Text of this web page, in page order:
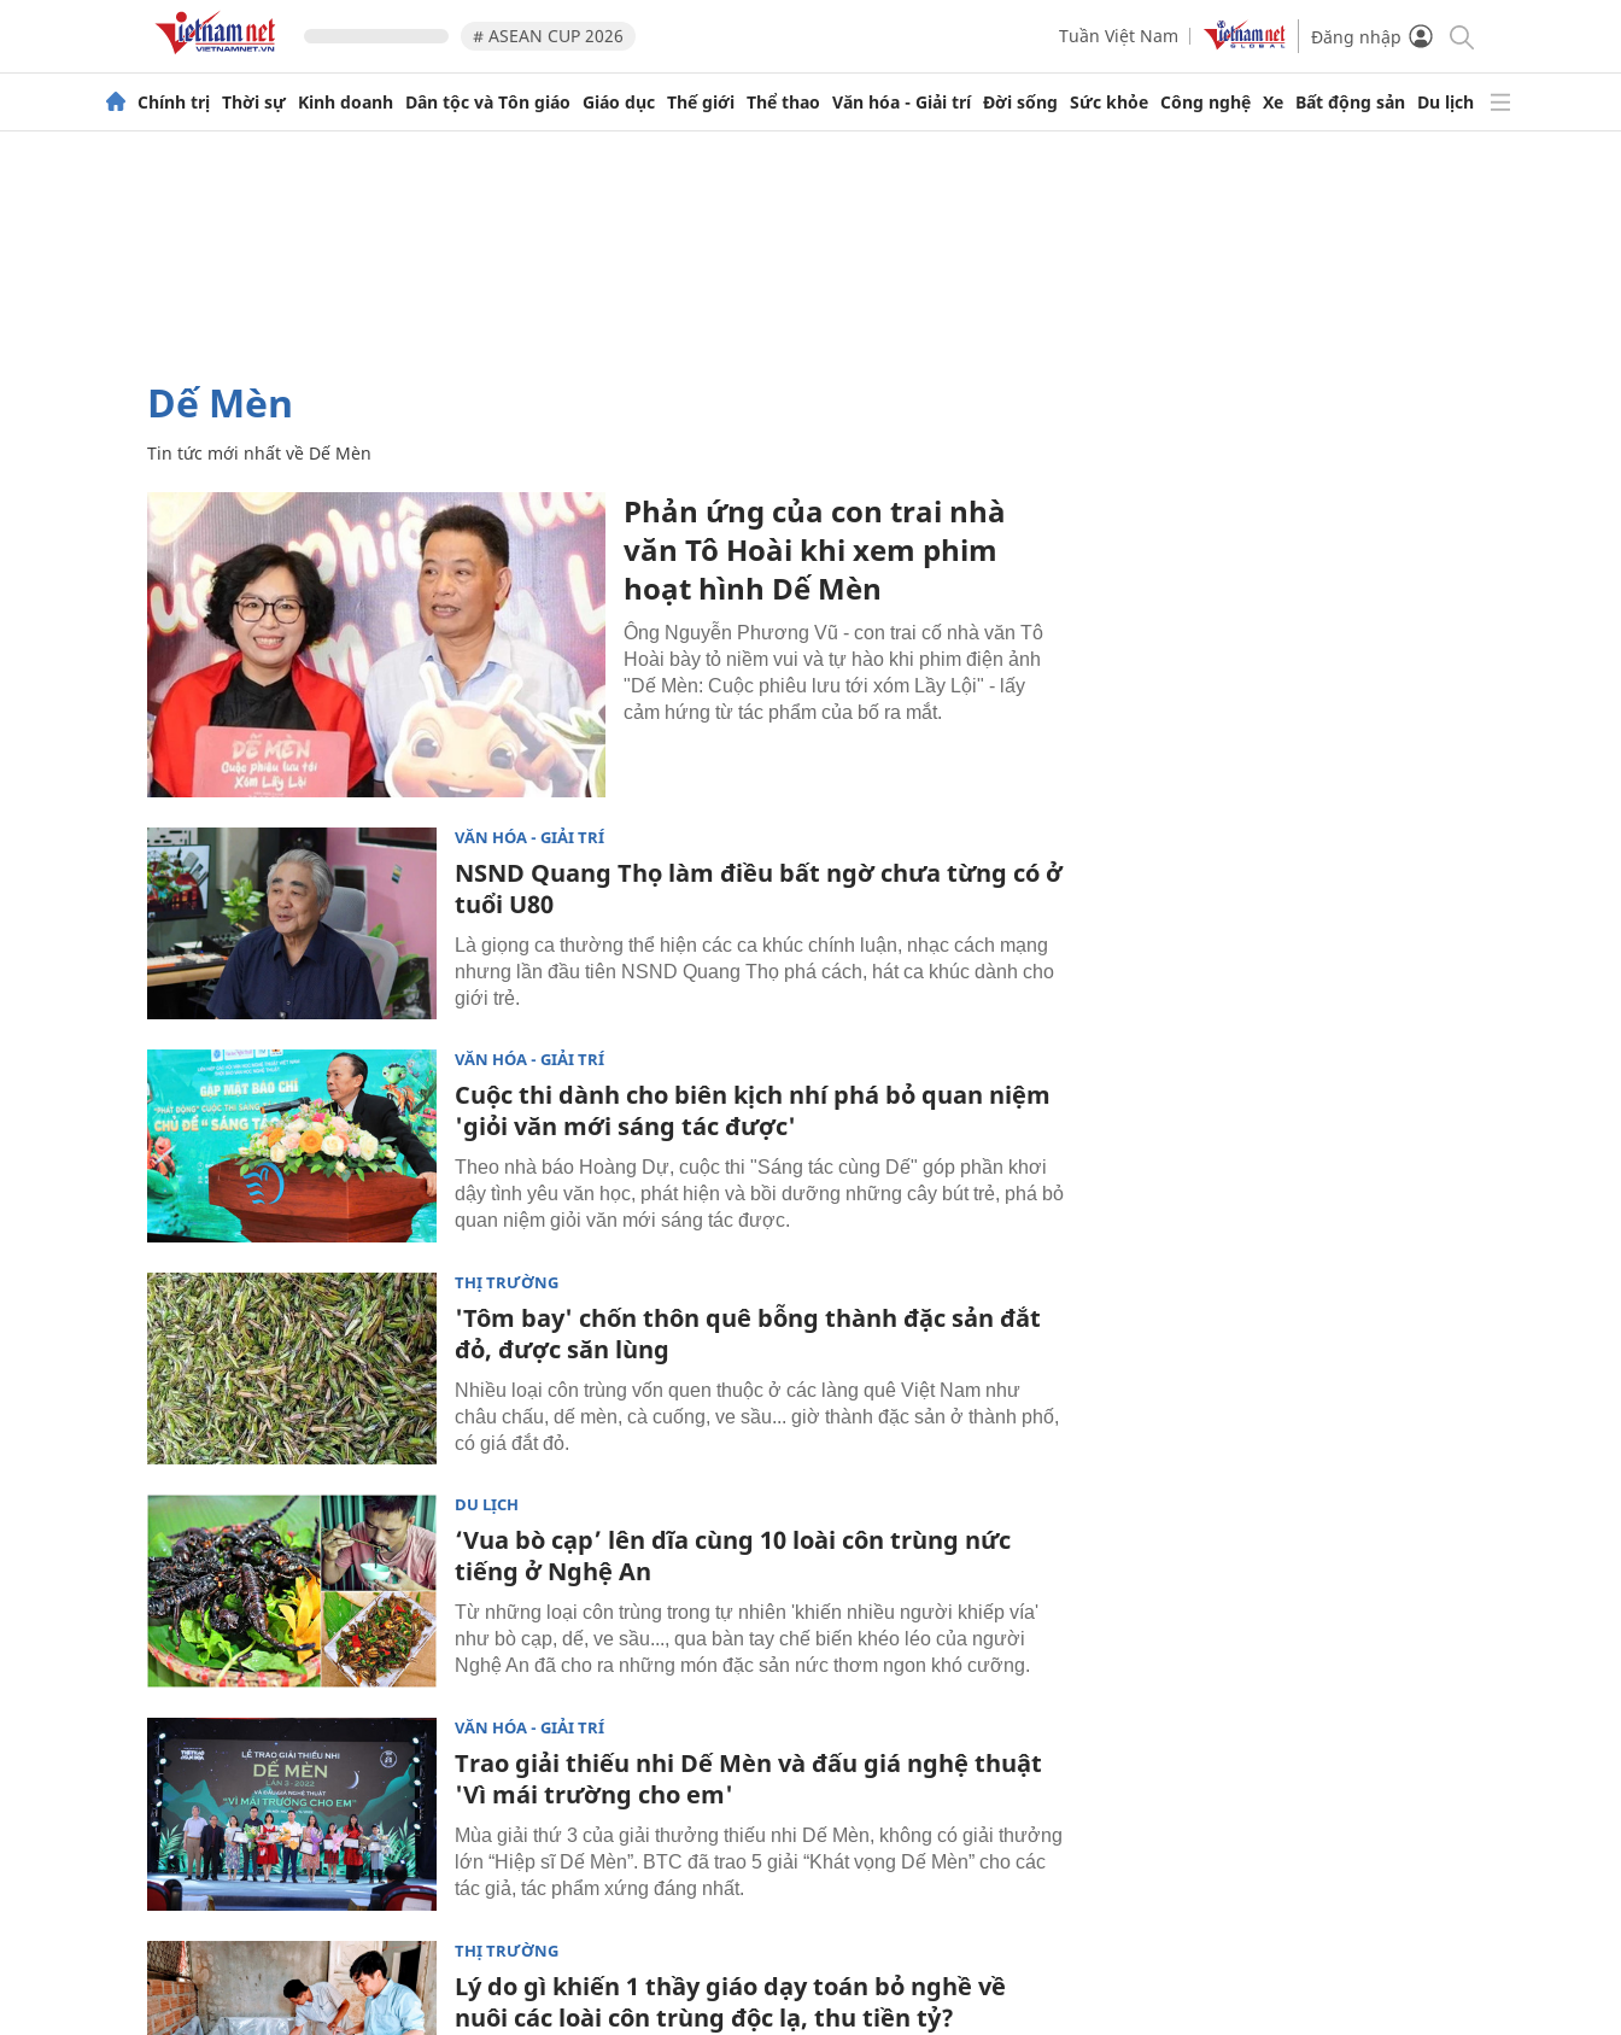
# ASEAN CUP 2026 Tuần Việt Nam Đăng nhập
Chính trị Thời sự Kinh doanh Dân tộc và Tôn giáo Giáo dục Thế giới Thể thao Văn hóa - Giải trí Đời sống Sức khỏe Công nghệ Xe Bất động sản Du lịch
Dế Mèn
Tin tức mới nhất về Dế Mèn
Phản ứng của con trai nhà
văn Tô Hoài khi xem phim
hoạt hình Dế Mèn
Ông Nguyễn Phương Vũ - con trai cố nhà văn Tô
Hoài bày tỏ niềm vui và tự hào khi phim điện ảnh
"Dế Mèn: Cuộc phiêu lưu tới xóm Lầy Lội" - lấy
cảm hứng từ tác phẩm của bố ra mắt.
VĂN HÓA - GIẢI TRÍ
NSND Quang Thọ làm điều bất ngờ chưa từng có ở
tuổi U80
Là giọng ca thường thể hiện các ca khúc chính luận, nhạc cách mạng
nhưng lần đầu tiên NSND Quang Thọ phá cách, hát ca khúc dành cho
giới trẻ.
VĂN HÓA - GIẢI TRÍ
Cuộc thi dành cho biên kịch nhí phá bỏ quan niệm
'giỏi văn mới sáng tác được'
Theo nhà báo Hoàng Dự, cuộc thi "Sáng tác cùng Dế" góp phần khơi
dậy tình yêu văn học, phát hiện và bồi dưỡng những cây bút trẻ, phá bỏ
quan niệm giỏi văn mới sáng tác được.
THỊ TRƯỜNG
'Tôm bay' chốn thôn quê bỗng thành đặc sản đắt
đỏ, được săn lùng
Nhiều loại côn trùng vốn quen thuộc ở các làng quê Việt Nam như
châu chấu, dế mèn, cà cuống, ve sầu... giờ thành đặc sản ở thành phố,
có giá đắt đỏ.
DU LỊCH
‘Vua bò cạp’ lên dĩa cùng 10 loài côn trùng nức
tiếng ở Nghệ An
Từ những loại côn trùng trong tự nhiên 'khiến nhiều người khiếp vía'
như bò cạp, dế, ve sầu..., qua bàn tay chế biến khéo léo của người
Nghệ An đã cho ra những món đặc sản nức thơm ngon khó cưỡng.
VĂN HÓA - GIẢI TRÍ
Trao giải thiếu nhi Dế Mèn và đấu giá nghệ thuật
'Vì mái trường cho em'
Mùa giải thứ 3 của giải thưởng thiếu nhi Dế Mèn, không có giải thưởng
lớn “Hiệp sĩ Dế Mèn”. BTC đã trao 5 giải “Khát vọng Dế Mèn” cho các
tác giả, tác phẩm xứng đáng nhất.
THỊ TRƯỜNG
Lý do gì khiến 1 thầy giáo dạy toán bỏ nghề về
nuôi các loài côn trùng độc lạ, thu tiền tỷ?